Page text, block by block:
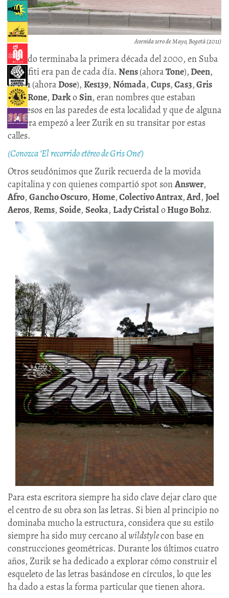
Avenida 1ero de Mayo, Bogotá (2011)
Cuando terminaba la primera década del 2000, en Suba
el grafiti era pan de cada día. Nens(ahoraTone),Deen,
Seven (ahoraDose), Kes139, Nómada, Cups,Cas3,Gris
One,Rone, DarkoSin, eran nombres que estaban
impresos en las paredes de esta localidad y que de alguna
manera empezó a leer Zurik en su transitar por estas
calles.
(Conozca ‘El recorrido etéreo de Gris One’)
Otros seudónimos que Zurik recuerda de la movida
capitalina y con quienes compartió spot sonAnswer,
Afro, Gancho Oscuro, Home,Colectivo Antrax,Ard, Joel
Aeros, Rems, Soide, Seoka, Lady CristaloHugo Bohz.
Para esta escritora siempre ha sido clave dejar claro que
el centro de su obra son las letras. Si bien al principio no
dominaba mucho la estructura, considera que su estilo
siempre ha sido muy cercano alwildstylecon base en
construcciones geométricas. Durante los últimos cuatro
años, Zurik se ha dedicado a explorar cómo construir el
esqueleto de las letras basándose en círculos, lo que les
ha dado a estas la forma particular que tienen ahora.